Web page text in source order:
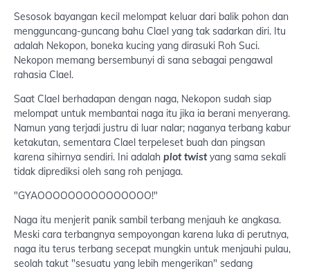
Sesosok bayangan kecil melompat keluar dari balik pohon dan
mengguncang-guncang bahu Clael yang tak sadarkan diri. Itu
adalah Nekopon, boneka kucing yang dirasuki Roh Suci.
Nekopon memang bersembunyi di sana sebagai pengawal
rahasia Clael.
Saat Clael berhadapan dengan naga, Nekopon sudah siap
melompat untuk membantai naga itu jika ia berani menyerang.
Namun yang terjadi justru di luar nalar; naganya terbang kabur
ketakutan, sementara Clael terpeleset buah dan pingsan
karena sihirnya sendiri. Ini adalah plot twistyang sama sekali
tidak diprediksi oleh sang roh penjaga.
"GYAOOOOOOOOOOOOOOO!"
Naga itu menjerit panik sambil terbang menjauh ke angkasa.
Meski cara terbangnya sempoyongan karena luka di perutnya,
naga itu terus terbang secepat mungkin untuk menjauhi pulau,
seolah takut "sesuatu yang lebih mengerikan" sedang